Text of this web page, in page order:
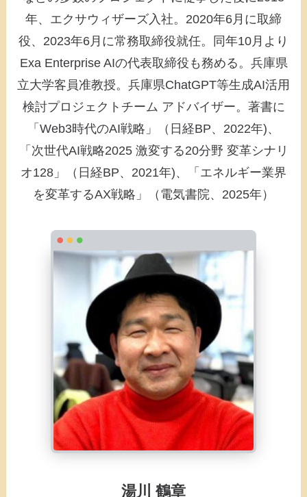
年、エクサウィザーズ入社。2020年6月に取締
役、2023年6月に常務取締役就任。同年10月より
Exa Enterprise AIの代表取締役も務める。兵庫県
立大学客員准教授。兵庫県ChatGPT等生成AI活用
検討プロジェクトチーム アドバイザー。著書に
「Web3時代のAI戦略」（日経BP、2022年)、
「次世代AI戦略2025 激変する20分野 変革シナリ
オ128」（日経BP、2021年)、「エネルギー業界
を変革するAX戦略」（電気書院、2025年）
湯川 鶴章